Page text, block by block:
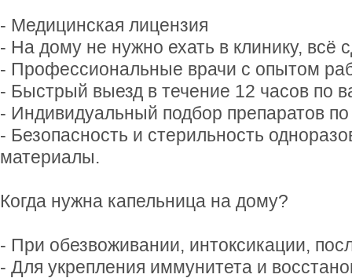
- Медицинская лицензия
- На дому не нужно ехать в клинику, всё
- Профессиональные врачи с опытом
- Быстрый выезд в течение 12 часов по
- Индивидуальный подбор препаратов
- Безопасность и стерильность
материалы.
Когда нужна капельница на дому?
- При обезвоживании, интоксикации,
- Для укрепления иммунитета и